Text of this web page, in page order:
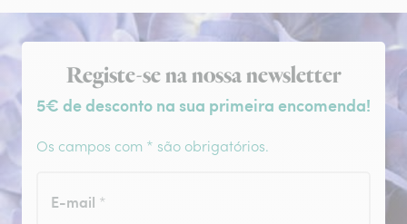
Subscrição da newsletter
Registe-se na nossa newsletter
5€ de desconto na sua primeira encomenda!
Os campos com * são obrigatórios.
E-mail *